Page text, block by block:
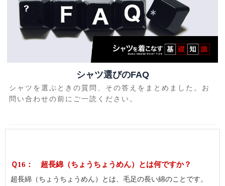
シャツ選びのFAQ
シャツを選ぶときの質問、その答えをまとめました。お
問い合わせの前にご一読ください。
Ｑ16： 超長綿（ちょうちょうめん）とは何ですか？
超長綿（ちょうちょうめん）とは、毛足の長い綿のことです。